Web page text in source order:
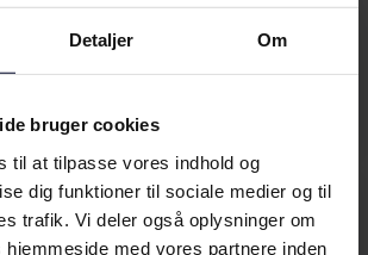
Detaljer Om
bruger cookies
til at tilpasse vores indhold og
dig funktioner til sociale medier og til
trafik. Vi deler også oplysninger om
hjemmeside med vores partnere inden
GRAM Betjeningsvejledning her
om service
og servicebesøg